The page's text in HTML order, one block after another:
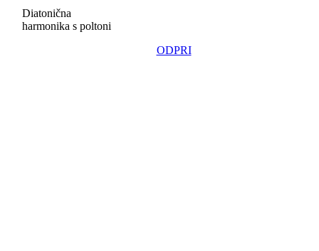
Diatonična
harmonika s poltoni
ODPRI